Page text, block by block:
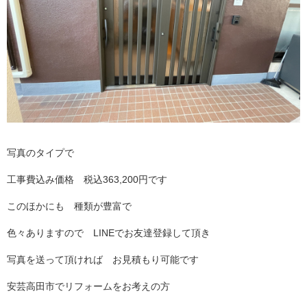
写真のタイプで
工事費込み価格 税込363,200円です
このほかにも 種類が豊富で
色々ありますので LINEでお友達登録して頂き
写真を送って頂ければ お見積もり可能です
安芸高田市でリフォームをお考えの方